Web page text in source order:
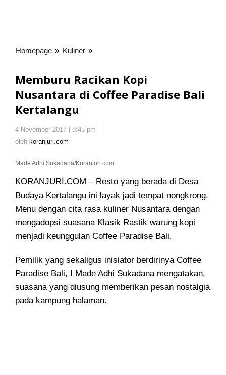
Homepage » Kuliner »
Nusantara
di
Bali
Memburu Racikan Kopi
Nusantara di Coffee Paradise Bali
Kertalangu
4 November 2017 | 8:45 pm
oleh koranjuri.com
Made Adhi Sukadana/Koranjuri.com
KORANJURI.COM – Resto yang berada di Desa
Budaya Kertalangu ini layak jadi tempat nongkrong.
Menu dengan cita rasa kuliner Nusantara dengan
mengadopsi suasana Klasik Rastik warung kopi
menjadi keunggulan Coffee Paradise Bali.
Pemilik yang sekaligus inisiator berdirinya Coffee
Paradise Bali, I Made Adhi Sukadana mengatakan,
suasana yang diusung memberikan pesan nostalgia
pada kampung halaman.